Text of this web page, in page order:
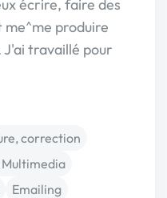
écrire, faire des
produire
J'ai travaillé pour
correction
Emailing